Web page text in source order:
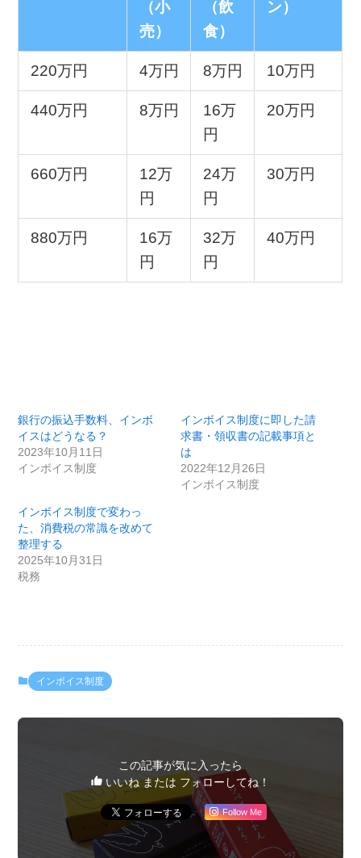
（小
売）
（飲
食）
ン）
220万円 4万円 8万円 10万円
440万円 8万円
16万
円
20万円
660万円
12万
円
24万
円
30万円
880万円
16万
円
32万
円
40万円
銀行の振込手数料、インボ
イスはどうなる？
2023年10月11日
インボイス制度
インボイス制度に即した請
求書・領収書の記載事項と
は
2022年12月26日
インボイス制度
インボイス制度で変わっ
た、消費税の常識を改めて
整理する
2025年10月31日
税務
インボイス制度
この記事が気に入ったら
いいね または フォローしてね！
Follow Me